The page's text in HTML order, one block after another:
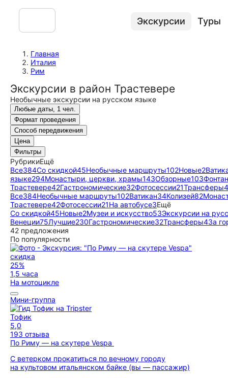
Экскурсии Туры
Главная
Италия
Рим
Экскурсии в район Трастевере
Необычные экскурсии на русском языке
Любые даты, 1 чел.
Формат проведения
Способ передвижения
Цена
Фильтры
РубрикиЕщё
Все384Со скидкой45Необычные маршруты102Новые2
языке294Монастыри, церкви, храмы143Обзорные103
Трастевере42Гастрономические32Фотосессии21Трансферы4
Все384Необычные маршруты102Ватикан34Колизей82
Трастевере42Фотосессии21На автобусе3Ещё
Со скидкой45Новые2Музеи и искусство53Экскурсии на
Венеции75Лучшие230Гастрономические32Трансферы4За
42 предложения
По популярности
скидка
25%
1,5 часа
На мотоцикле
Мини-группа
Тофик
5,0
193 отзыва
По Риму — на скутере Vespa
С ветерком прокатиться по вечному городу
на культовом итальянском байке (вы — пассажир)